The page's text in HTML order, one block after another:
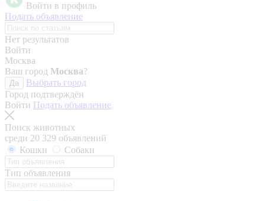
Войти в профиль
Подать объявление
Нет результатов
Войти
Москва
Ваш город Москва?
Да
Выбрать город
Город подтверждён
Войти Подать объявление
Поиск животных
среди 20 329 объявлений
Кошки
Собаки
Тип объявления